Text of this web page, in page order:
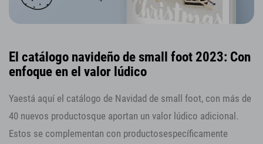
El catálogo navideño de small foot 2023: Con
enfoque en el valor lúdico
Yaestá aquí el catálogo de Navidad de small foot, con más de
40 nuevos productosque aportan un valor lúdico adicional.
Estos se complementan con productosespecíficamente